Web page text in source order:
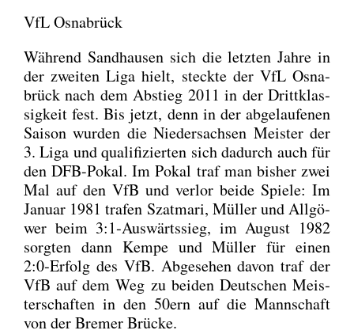
VfL Osnabrück
Wäh­rend Sand­hau­sen sich die letz­ten Jah­re in
der zwei­ten Liga hielt, steck­te der VfL Osna­
brück nach dem Abstieg 2011 in der Dritt­klas­
sig­keit fest. Bis jetzt, denn in der abge­lau­fe­nen
Sai­son wur­den die Nie­der­sach­sen Meis­ter der
3. Liga und qua­li­fi­zier­ten sich dadurch auch für
den DFB-Pokal. Im Pokal traf man bis­her zwei
Mal auf den VfB und ver­lor bei­de Spie­le: Im
Janu­ar 1981 tra­fen Szat­ma­ri, Mül­ler und All­gö­
wer beim 3:1‑Auswärtssieg, im August 1982
sorg­ten dann Kem­pe und Mül­ler für einen
2:0‑Erfolg des VfB. Abge­se­hen davon traf der
VfB auf dem Weg zu bei­den Deut­schen Meis­
ter­schaf­ten in den 50ern auf die Mann­schaft
von der Bre­mer Brü­cke.